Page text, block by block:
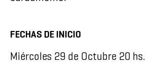
FECHAS DE INICIO
Miércoles 29 de Octubre 20 hs.